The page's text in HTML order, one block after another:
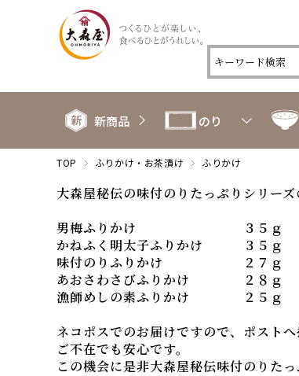
新商品 のり
TOP ふりかけ・お茶漬け ふりかけ
大森屋秘伝の味付のりたっぷりシリー
男梅ふりかけ ３５ｇ
かねふく明太子ふりかけ ３５ｇ
味付のりふりかけ ２７ｇ
あおさわさびふりかけ ２８ｇ
漁師めしの素ふりかけ ２５ｇ
ネコポスでのお届けですので、ポスト
ご不在でも安心です。
この機会に是非大森屋秘伝味付のりた